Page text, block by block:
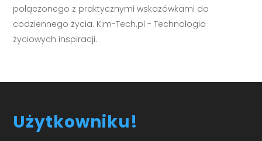
połączonego z praktycznymi wskazówkami do
codziennego życia. Kim-Tech.pl - Technologia
życiowych inspiracji.
Użytkowniku!